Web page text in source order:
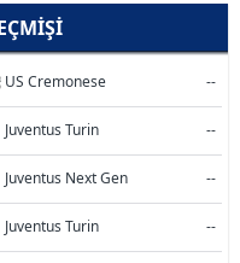
US Cremonese --
Juventus Turin --
Juventus Next Gen --
Juventus Turin --